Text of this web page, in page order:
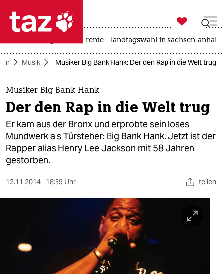
 taz zahl ich
taz zahl ich
themen
politik
öko
gesellschaft
kultur
sport
nord

taz zahl ich
rente landtagswahl in sachsen-anhalt
Musik Musiker Big Bank Hank: Der den Rap in die Welt trug
Musiker Big Bank Hank
Der den Rap in die Welt trug
Er kam aus der Bronx und erprobte sein loses
Mundwerk als Türsteher: Big Bank Hank. Jetzt ist der
Rapper alias Henry Lee Jackson mit 58 Jahren
gestorben.
12.11.2014 18:59 Uhr teilen